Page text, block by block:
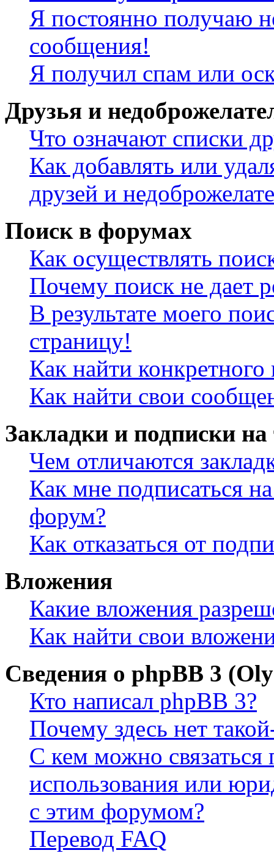
Я постоянно получаю
сообщения!
Я получил спам или
Друзья и
Что означают списки
Как добавлять или
друзей и
Поиск в форумах
Как осуществлять
Почему поиск не дает
В результате моего
страницу!
Как найти конкретного
Как найти свои
Закладки и подписки
Чем отличаются
Как мне подписаться
форум?
Как отказаться от
Вложения
Какие вложения
Как найти свои
Сведения о phpBB 3
Кто написал phpBB 3?
Почему здесь нет
С кем можно связаться
использования или
с этим форумом?
Перевод FAQ